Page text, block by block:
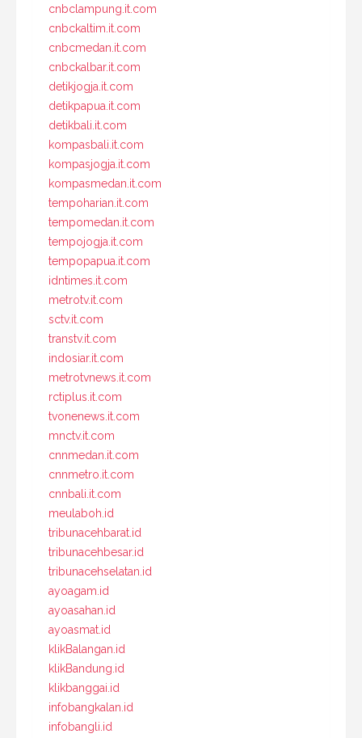
cnbclampung.it.com
cnbckaltim.it.com
cnbcmedan.it.com
cnbckalbar.it.com
detikjogja.it.com
detikpapua.it.com
detikbali.it.com
kompasbali.it.com
kompasjogja.it.com
kompasmedan.it.com
tempoharian.it.com
tempomedan.it.com
tempojogja.it.com
tempopapua.it.com
idntimes.it.com
metrotv.it.com
sctv.it.com
transtv.it.com
indosiar.it.com
metrotvnews.it.com
rctiplus.it.com
tvonenews.it.com
mnctv.it.com
cnnmedan.it.com
cnnmetro.it.com
cnnbali.it.com
meulaboh.id
tribunacehbarat.id
tribunacehbesar.id
tribunacehselatan.id
ayoagam.id
ayoasahan.id
ayoasmat.id
klikBalangan.id
klikBandung.id
klikbanggai.id
infobangkalan.id
infobangli.id